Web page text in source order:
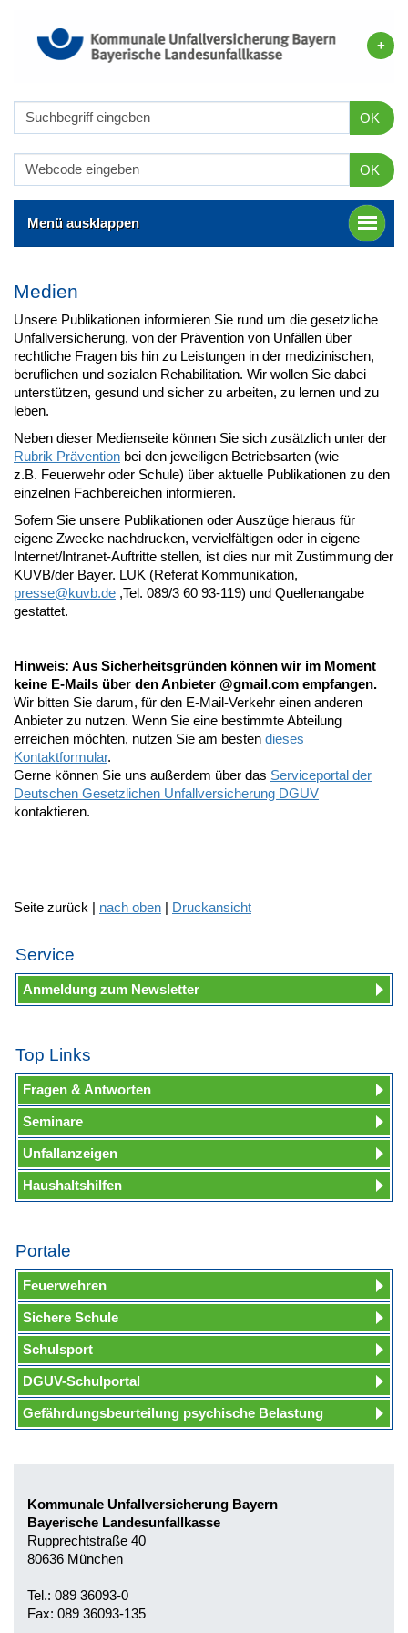
OK
OK
Menü ausklappen
Medien
Unsere Publikationen informieren Sie rund um die gesetzliche
Unfallversicherung, von der Prävention von Unfällen über
rechtliche Fragen bis hin zu Leistungen in der medizinischen,
beruflichen und sozialen Rehabilitation. Wir wollen Sie dabei
unterstützen, gesund und sicher zu arbeiten, zu lernen und zu
leben.
Neben dieser Medienseite können Sie sich zusätzlich unter der
Rubrik Prävention bei den jeweiligen Betriebsarten (wie
z.B. Feuerwehr oder Schule) über aktuelle Publikationen zu den
einzelnen Fachbereichen informieren.
Sofern Sie unsere Publikationen oder Auszüge hieraus für
eigene Zwecke nachdrucken, vervielfältigen oder in eigene
Internet/Intranet-Auftritte stellen, ist dies nur mit Zustimmung der
KUVB/der Bayer. LUK (Referat Kommunikation,
presse@kuvb.de ,Tel. 089/3 60 93-119) und Quellenangabe
gestattet.
Hinweis: Aus Sicherheitsgründen können wir im Moment
keine E-Mails über den Anbieter @gmail.com empfangen.
Wir bitten Sie darum, für den E-Mail-Verkehr einen anderen
Anbieter zu nutzen. Wenn Sie eine bestimmte Abteilung
erreichen möchten, nutzen Sie am besten dieses
Kontaktformular.
Gerne können Sie uns außerdem über das Serviceportal der
Deutschen Gesetzlichen Unfallversicherung DGUV
kontaktieren.
Seite zurück | nach oben | Druckansicht
Service
Anmeldung zum Newsletter
Top Links
Fragen & Antworten
Seminare
Unfallanzeigen
Haushaltshilfen
Portale
Feuerwehren
Sichere Schule
Schulsport
DGUV-Schulportal
Gefährdungsbeurteilung psychische Belastung
Kommunale Unfallversicherung Bayern
Bayerische Landesunfallkasse
Rupprechtstraße 40
80636 München
Tel.: 089 36093-0
Fax: 089 36093-135